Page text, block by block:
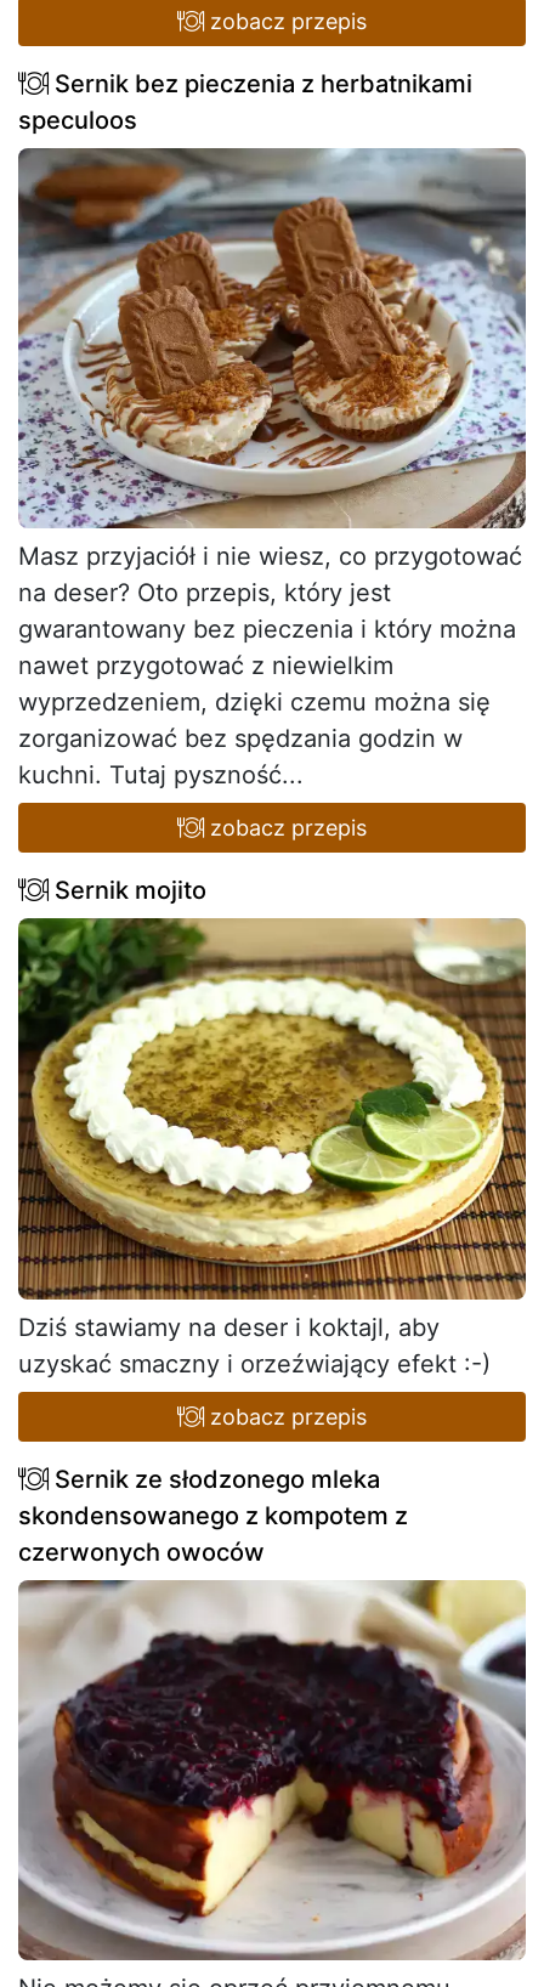
zobacz przepis
Sernik bez pieczenia z herbatnikami
speculoos
Masz przyjaciół i nie wiesz, co przygotować
na deser? Oto przepis, który jest
gwarantowany bez pieczenia i który można
nawet przygotować z niewielkim
wyprzedzeniem, dzięki czemu można się
zorganizować bez spędzania godzin w
kuchni. Tutaj pyszność...
zobacz przepis
Sernik mojito
Dziś stawiamy na deser i koktajl, aby
uzyskać smaczny i orzeźwiający efekt :-)
zobacz przepis
Sernik ze słodzonego mleka
skondensowanego z kompotem z
czerwonych owoców